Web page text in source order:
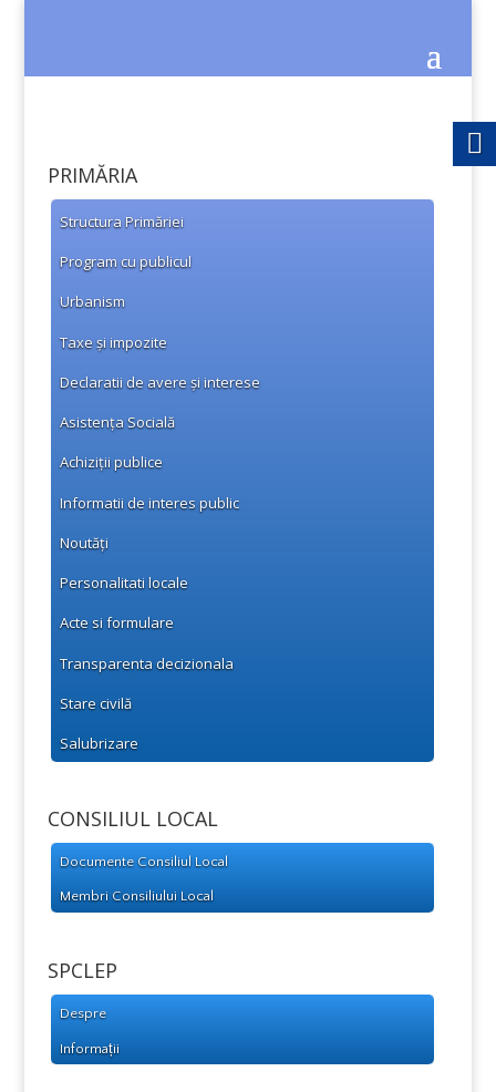
PRIMĂRIA
Structura Primăriei
Program cu publicul
Urbanism
Taxe și impozite
Declaratii de avere și interese
Asistența Socială
Achiziții publice
Informatii de interes public
Noutăți
Personalitati locale
Acte si formulare
Transparenta decizionala
Stare civilă
Salubrizare
CONSILIUL LOCAL
Documente Consiliul Local
Membri Consiliului Local
SPCLEP
Despre
Informații